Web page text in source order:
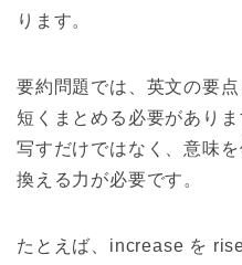
ります。
要約問題では、英文の要
短くまとめる必要があり
写すだけではなく、意味
換える力が必要です。
たとえば、increase を